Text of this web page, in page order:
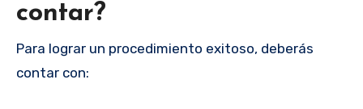
contar?
Para lograr un procedimiento exitoso, deberás
contar con: